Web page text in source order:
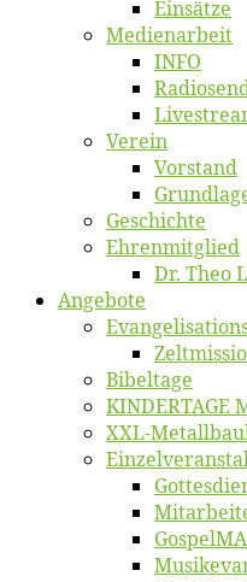
Ein­sät­ze
Me­di­en­ar­beit
INFO
Ver­ein
Vor­stand
Ge­schich­te
Eh­ren­mit­glied
Dr. Theo
An­ge­bo­te
Bi­bel­ta­ge
KINDERTAGE
XXL-